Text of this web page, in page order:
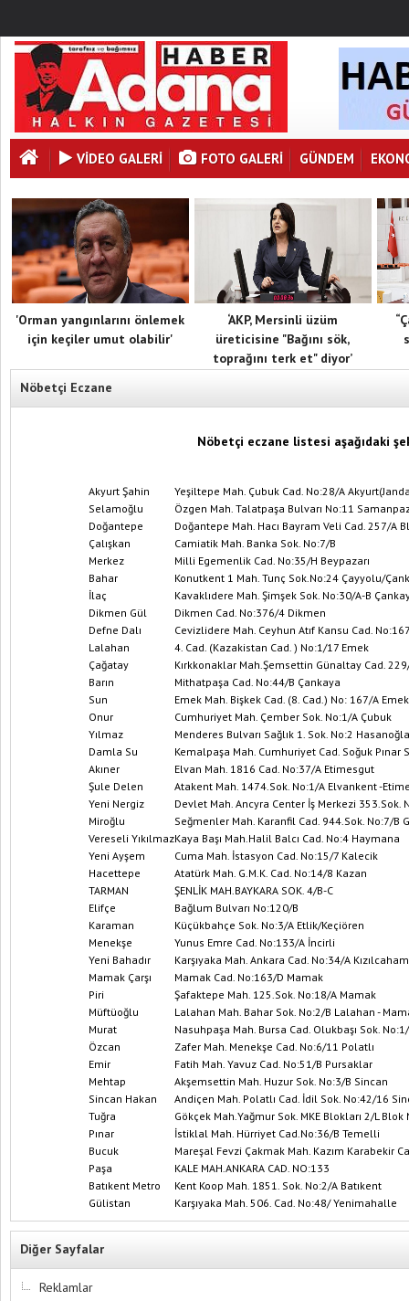
VİDEO GALERİ FOTO GALERI GÜNDEM
'Orman yangınlarını önlemek
için keçiler umut olabilir'
‘AKP, Mersinli üzüm
üreticisine "Bağını sök,
toprağını terk et" diyor’
Nöbetçi Eczane
Nöbetçi eczane listesi aşağıdaki
Akyurt Şahin
Yeşiltepe Mah. Çubuk Cad. No:28/A
Selamoğlu
Özgen Mah. Talatpaşa Bulvarı No:11
Doğantepe
Doğantepe Mah. Hacı Bayram Veli Cad. 257/A
Çalışkan
Camiatik Mah. Banka Sok. No:7/B
Merkez
Milli Egemenlik Cad. No:35/H Beypazarı
Bahar
Konutkent 1 Mah. Tunç Sok.No:24 Çayyolu/
İlaç
Kavaklıdere Mah. Şimşek Sok. No:30/A-B
Dikmen Gül
Dikmen Cad. No:376/4 Dikmen
Defne Dalı
Cevizlidere Mah. Ceyhun Atıf Kansu Cad.
Lalahan
4. Cad. (Kazakistan Cad. ) No:1/17 Emek
Çağatay
Kırkkonaklar Mah.Şemsettin Günaltay Cad.
Barın
Mithatpaşa Cad. No:44/B Çankaya
Sun
Emek Mah. Bişkek Cad. (8. Cad.) No: 167/A Emek
Onur
Cumhuriyet Mah. Çember Sok. No:1/A Çubuk
Yılmaz
Menderes Bulvarı Sağlık 1. Sok. No:2
Damla Su
Kemalpaşa Mah. Cumhuriyet Cad. Soğuk Pınar
Akıner
Elvan Mah. 1816 Cad. No:37/A Etimesgut
Şule Delen
Atakent Mah. 1474.Sok. No:1/A Elvankent -
Yeni Nergiz
Devlet Mah. Ancyra Center İş Merkezi 353.Sok.
Miroğlu
Seğmenler Mah. Karanfil Cad. 944.Sok. No:7/B
Vereseli YıkılmazKaya Başı Mah.Halil Balcı Cad. No:4 Haymana
Yeni Ayşem
Cuma Mah. İstasyon Cad. No:15/7 Kalecik
Hacettepe
Atatürk Mah. G.M.K. Cad. No:14/8 Kazan
TARMAN
ŞENLİK MAH.BAYKARA SOK. 4/B-C
Elifçe
Bağlum Bulvarı No:120/B
Karaman
Küçükbahçe Sok. No:3/A Etlik/Keçiören
Menekşe
Yunus Emre Cad. No:133/A İncirli
Yeni Bahadır
Karşıyaka Mah. Ankara Cad. No:34/A
Mamak Çarşı
Mamak Cad. No:163/D Mamak
Piri
Şafaktepe Mah. 125.Sok. No:18/A Mamak
Müftüoğlu
Lalahan Mah. Bahar Sok. No:2/B Lalahan -
Murat
Nasuhpaşa Mah. Bursa Cad. Olukbaşı Sok.
Özcan
Zafer Mah. Menekşe Cad. No:6/11 Polatlı
Emir
Fatih Mah. Yavuz Cad. No:51/B Pursaklar
Mehtap
Akşemsettin Mah. Huzur Sok. No:3/B Sincan
Sincan Hakan
Andiçen Mah. Polatlı Cad. İdil Sok. No:42/16
Tuğra
Gökçek Mah.Yağmur Sok. MKE Blokları 2/L
Pınar
İstiklal Mah. Hürriyet Cad.No:36/B Temelli
Bucuk
Mareşal Fevzi Çakmak Mah. Kazım Karabekir
Paşa
KALE MAH.ANKARA CAD. NO:133
Batıkent Metro
Kent Koop Mah. 1851. Sok. No:2/A Batıkent
Gülistan
Karşıyaka Mah. 506. Cad. No:48/ Yenimahalle
Diğer Sayfalar
Reklamlar
Yaz aylarında lazer göz ameliyatı
yapılabiliyor!